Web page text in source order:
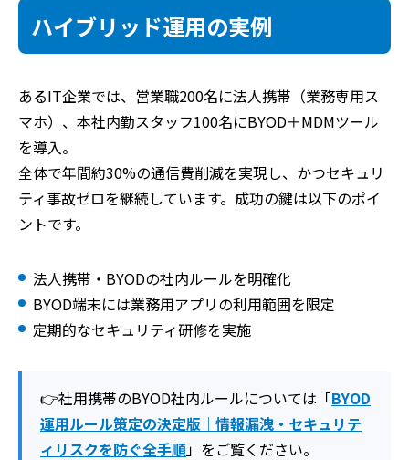
ハイブリッド運用の実例
あるIT企業では、営業職200名に法人携帯（業務専用ス
マホ）、本社内勤スタッフ100名にBYOD＋MDMツール
を導入。
全体で年間約30%の通信費削減を実現し、かつセキュリ
ティ事故ゼロを継続しています。成功の鍵は以下のポイ
ントです。
法人携帯・BYODの社内ルールを明確化
BYOD端末には業務用アプリの利用範囲を限定
定期的なセキュリティ研修を実施
👉社用携帯のBYOD社内ルールについては「BYOD
運用ルール策定の決定版｜情報漏洩・セキュリテ
ィリスクを防ぐ全手順」をご覧ください。